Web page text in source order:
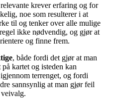
krever erfaring og for
noe som resulterer i at
til og tenker over alle mulige
ikke nødvendig, og gjør at
og finne frem.
, både fordi det gjør at man
kartet og isteden kan
terrenget, og fordi
sannsynlig at man gjør feil